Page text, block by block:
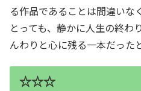
る作品であることは間違いな
とっても、静かに人生の終わ
んわりと心に残る一本だった
☆☆☆